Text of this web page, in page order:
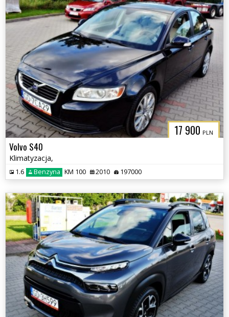
17 900 PLN
Volvo S40
Klimatyzacja,
1.6 Benzyna KM 100 2010 197000